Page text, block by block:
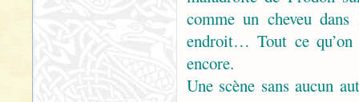
comme un cheveu
endroit… Tout ce
encore.
Une scène sans aucun